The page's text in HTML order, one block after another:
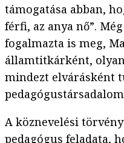
támogatása abban,
férfi, az anya nő”.
fogalmazta is meg,
államtitkárként,
mindezt elvárásként
A köznevelési
pedagógus feladata,